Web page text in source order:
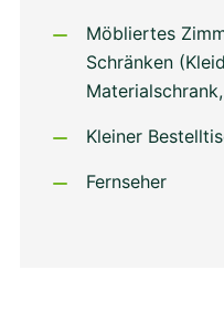
Möbliertes
Schränken
Kleiner
Fernseher